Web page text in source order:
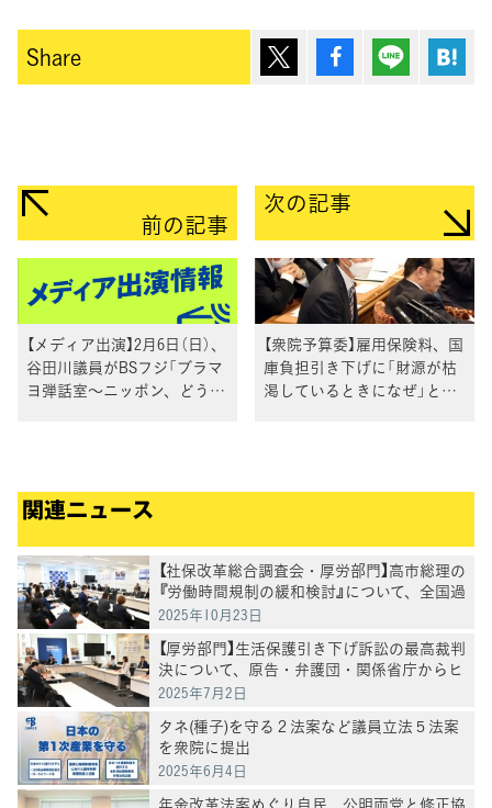
Share ポスト シェア Lineで送
前の記事
【メディア出演】2月6日（日）、
谷田川議員がBSフジ「ブラマ
ヨ弾話室～ニッポン、どうか
次の記事
【衆院予算委】雇用保険料、国
庫負担引き下げに「財源が枯
渇しているときになぜ」と道
関連ニュース
【社保改革総合調査会・厚労部門】高市総理の
『労働時間規制の緩和検討』について、全国過
労死家族会および弁護団よりヒアリング
2025年10月23日
【厚労部門】生活保護引き下げ訴訟の最高裁判
決について、原告・弁護団・関係省庁からヒ
アリング 長妻代表代行「政府は最高裁判決
2025年7月2日
タネ(種子)を守る２法案など議員立法５法案
を衆院に提出
2025年6月4日